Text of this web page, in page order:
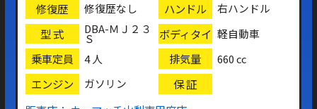
修復歴 修復歴なし ハンドル 右ハンドル
型 式 DBA-ＭＪ２３
Ｓ
ボディタイ
プ
軽自動車
乗車定員 4 人 排気量 660 cc
エンジン ガソリン
保 証